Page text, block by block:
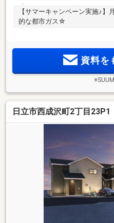
【サマーキャンペーン実施♪】
的な都市ガス☆
資料を
日立市西成沢町2丁目23P1